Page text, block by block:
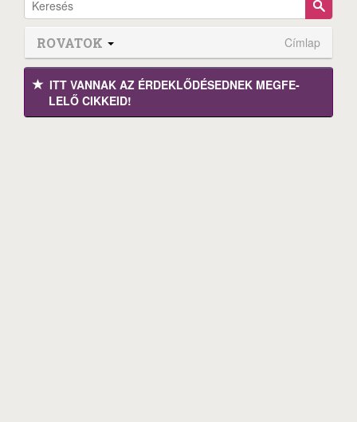
ROVATOK Címlap
ITT VANNAK AZ ÉRDEK­LŐDÉ­SEDNEK MEGFE­
LELŐ CIKKEID!